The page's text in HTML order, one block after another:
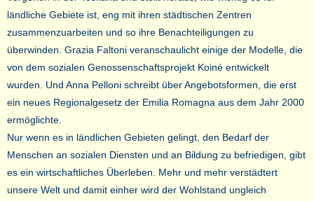
ländliche Gebiete ist, eng mit ihren städtischen Zentren
zusammenzuarbeiten und so ihre Benachteiligungen zu
überwinden. Grazia Faltoni veranschaulicht einige der Modelle, die
von dem sozialen Genossenschaftsprojekt Koiné entwickelt
wurden. Und Anna Pelloni schreibt über Angebotsformen, die erst
ein neues Regionalgesetz der Emilia Romagna aus dem Jahr 2000
ermöglichte.
Nur wenn es in ländlichen Gebieten gelingt, den Bedarf der
Menschen an sozialen Diensten und an Bildung zu befriedigen, gibt
es ein wirtschaftliches Überleben. Mehr und mehr verstädtert
unsere Welt und damit einher wird der Wohlstand ungleich